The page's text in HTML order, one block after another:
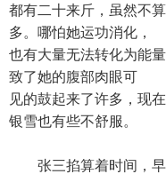
都有二十来斤，虽然不
多。哪怕她运功消化，
也有大量无法转化为能
致了她的腹部肉眼可
见的鼓起来了许多，现
银雪也有些不舒服。
张三掐算着时间，早